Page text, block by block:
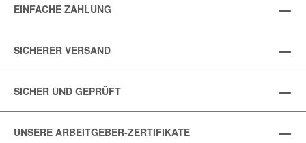
EINFACHE ZAHLUNG
SICHERER VERSAND
SICHER UND GEPRÜFT
UNSERE ARBEITGEBER-ZERTIFIKATE